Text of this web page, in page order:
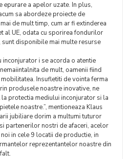
a apelor uzate. In plus,
sa abordeze proiecte de
de mult timp, cum ar fi extinderea
al UE, odata cu sporirea fondurilor
sunt disponibile mai multe resurse
i se acorda o atentie
de mult, oamenii fiind
Insufletiti de vointa ferma
produsele noastre inovative, ne
protectia mediului inconjurator si la
noastre.”, mentioneaza Klaus
jubiliare dorim a multumi tuturor
partenerilor nostri de afaceri, acelor
in cele 9 locatii de productie, in
reprezentantelor noastre din